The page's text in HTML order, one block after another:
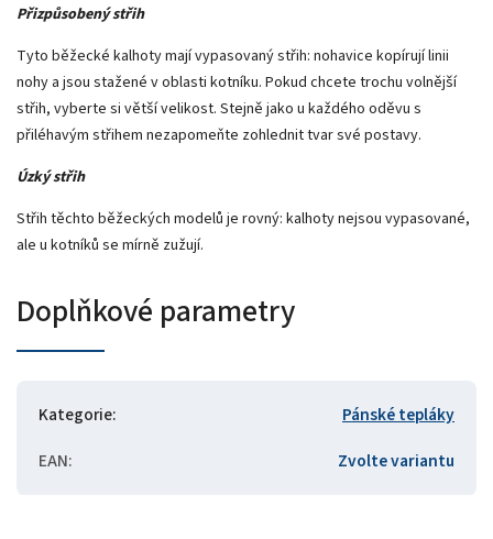
Přizpůsobený střih
Tyto běžecké kalhoty mají vypasovaný střih: nohavice kopírují linii
nohy a jsou stažené v oblasti kotníku. Pokud chcete trochu volnější
střih, vyberte si větší velikost. Stejně jako u každého oděvu s
přiléhavým střihem nezapomeňte zohlednit tvar své postavy.
Úzký střih
Střih těchto běžeckých modelů je rovný: kalhoty nejsou vypasované,
ale u kotníků se mírně zužují.
Doplňkové parametry
Kategorie:
Pánské tepláky
EAN: Zvolte variantu